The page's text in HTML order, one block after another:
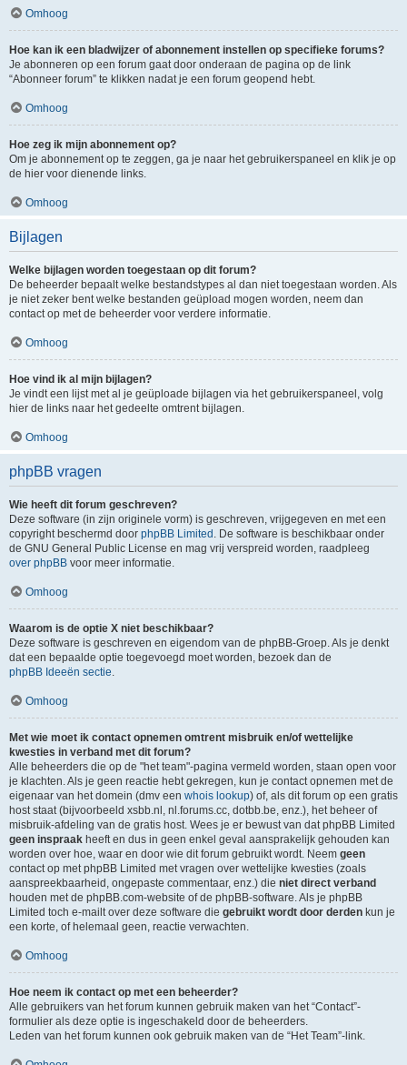
Omhoog
Hoe kan ik een bladwijzer of abonnement instellen op specifieke forums?
Je abonneren op een forum gaat door onderaan de pagina op de link
“Abonneer forum” te klikken nadat je een forum geopend hebt.
Omhoog
Hoe zeg ik mijn abonnement op?
Om je abonnement op te zeggen, ga je naar het gebruikerspaneel en klik je op
de hier voor dienende links.
Omhoog
Bijlagen
Welke bijlagen worden toegestaan op dit forum?
De beheerder bepaalt welke bestandstypes al dan niet toegestaan worden. Als
je niet zeker bent welke bestanden geüpload mogen worden, neem dan
contact op met de beheerder voor verdere informatie.
Omhoog
Hoe vind ik al mijn bijlagen?
Je vindt een lijst met al je geüploade bijlagen via het gebruikerspaneel, volg
hier de links naar het gedeelte omtrent bijlagen.
Omhoog
phpBB vragen
Wie heeft dit forum geschreven?
Deze software (in zijn originele vorm) is geschreven, vrijgegeven en met een
copyright beschermd door phpBB Limited . De software is beschikbaar onder
de GNU General Public License en mag vrij verspreid worden, raadpleeg
over phpBB voor meer informatie.
Omhoog
Waarom is de optie X niet beschikbaar?
Deze software is geschreven en eigendom van de phpBB-Groep. Als je denkt
dat een bepaalde optie toegevoegd moet worden, bezoek dan de
phpBB Ideeën sectie.
Omhoog
Met wie moet ik contact opnemen omtrent misbruik en/of wettelijke
kwesties in verband met dit forum?
Alle beheerders die op de "het team"-pagina vermeld worden, staan open voor
je klachten. Als je geen reactie hebt gekregen, kun je contact opnemen met de
eigenaar van het domein (dmv een whois lookup) of, als dit forum op een gratis
host staat (bijvoorbeeld xsbb.nl, nl.forums.cc, dotbb.be, enz.), het beheer of
misbruik-afdeling van de gratis host. Wees je er bewust van dat phpBB Limited
geen inspraak heeft en dus in geen enkel geval aansprakelijk gehouden kan
worden over hoe, waar en door wie dit forum gebruikt wordt. Neem geen
contact op met phpBB Limited met vragen over wettelijke kwesties (zoals
aanspreekbaarheid, ongepaste commentaar, enz.) die niet direct verband
houden met de phpBB.com-website of de phpBB-software. Als je phpBB
Limited toch e-mailt over deze software die gebruikt wordt door derden kun je
een korte, of helemaal geen, reactie verwachten.
Omhoog
Hoe neem ik contact op met een beheerder?
Alle gebruikers van het forum kunnen gebruik maken van het “Contact”-
formulier als deze optie is ingeschakeld door de beheerders.
Leden van het forum kunnen ook gebruik maken van de “Het Team”-link.